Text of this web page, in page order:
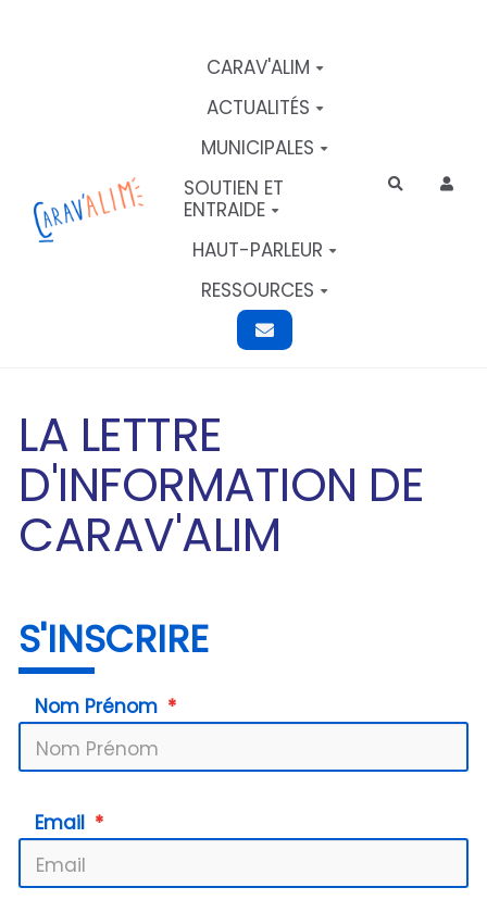
CARAV'ALIM
ACTUALITÉS
MUNICIPALES
SOUTIEN ET
ENTRAIDE
HAUT-PARLEUR
RESSOURCES
Rechercher
LA LETTRE
D'INFORMATION DE
CARAV'ALIM
S'INSCRIRE
Nom Prénom
Email